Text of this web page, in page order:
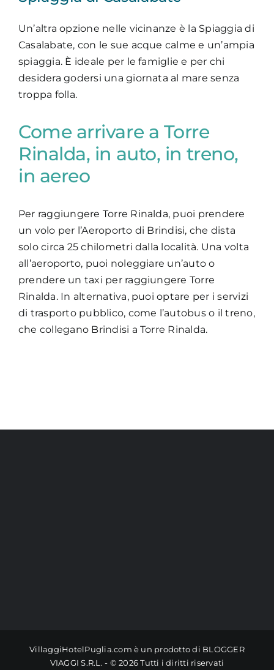
Un’altra opzione nelle vicinanze è la Spiaggia di
Casalabate, con le sue acque calme e un’ampia
spiaggia. È ideale per le famiglie e per chi
desidera godersi una giornata al mare senza
troppa folla.
Come arrivare a Torre
Rinalda, in auto, in treno,
in aereo
Per raggiungere Torre Rinalda, puoi prendere
un volo per l’Aeroporto di Brindisi, che dista
solo circa 25 chilometri dalla località. Una volta
all’aeroporto, puoi noleggiare un’auto o
prendere un taxi per raggiungere Torre
Rinalda. In alternativa, puoi optare per i servizi
di trasporto pubblico, come l’autobus o il treno,
che collegano Brindisi a Torre Rinalda.
VillaggiHotelPuglia.com è un prodotto di BLOGGER
VIAGGI S.R.L. - ©2026 Tutti i diritti riservati